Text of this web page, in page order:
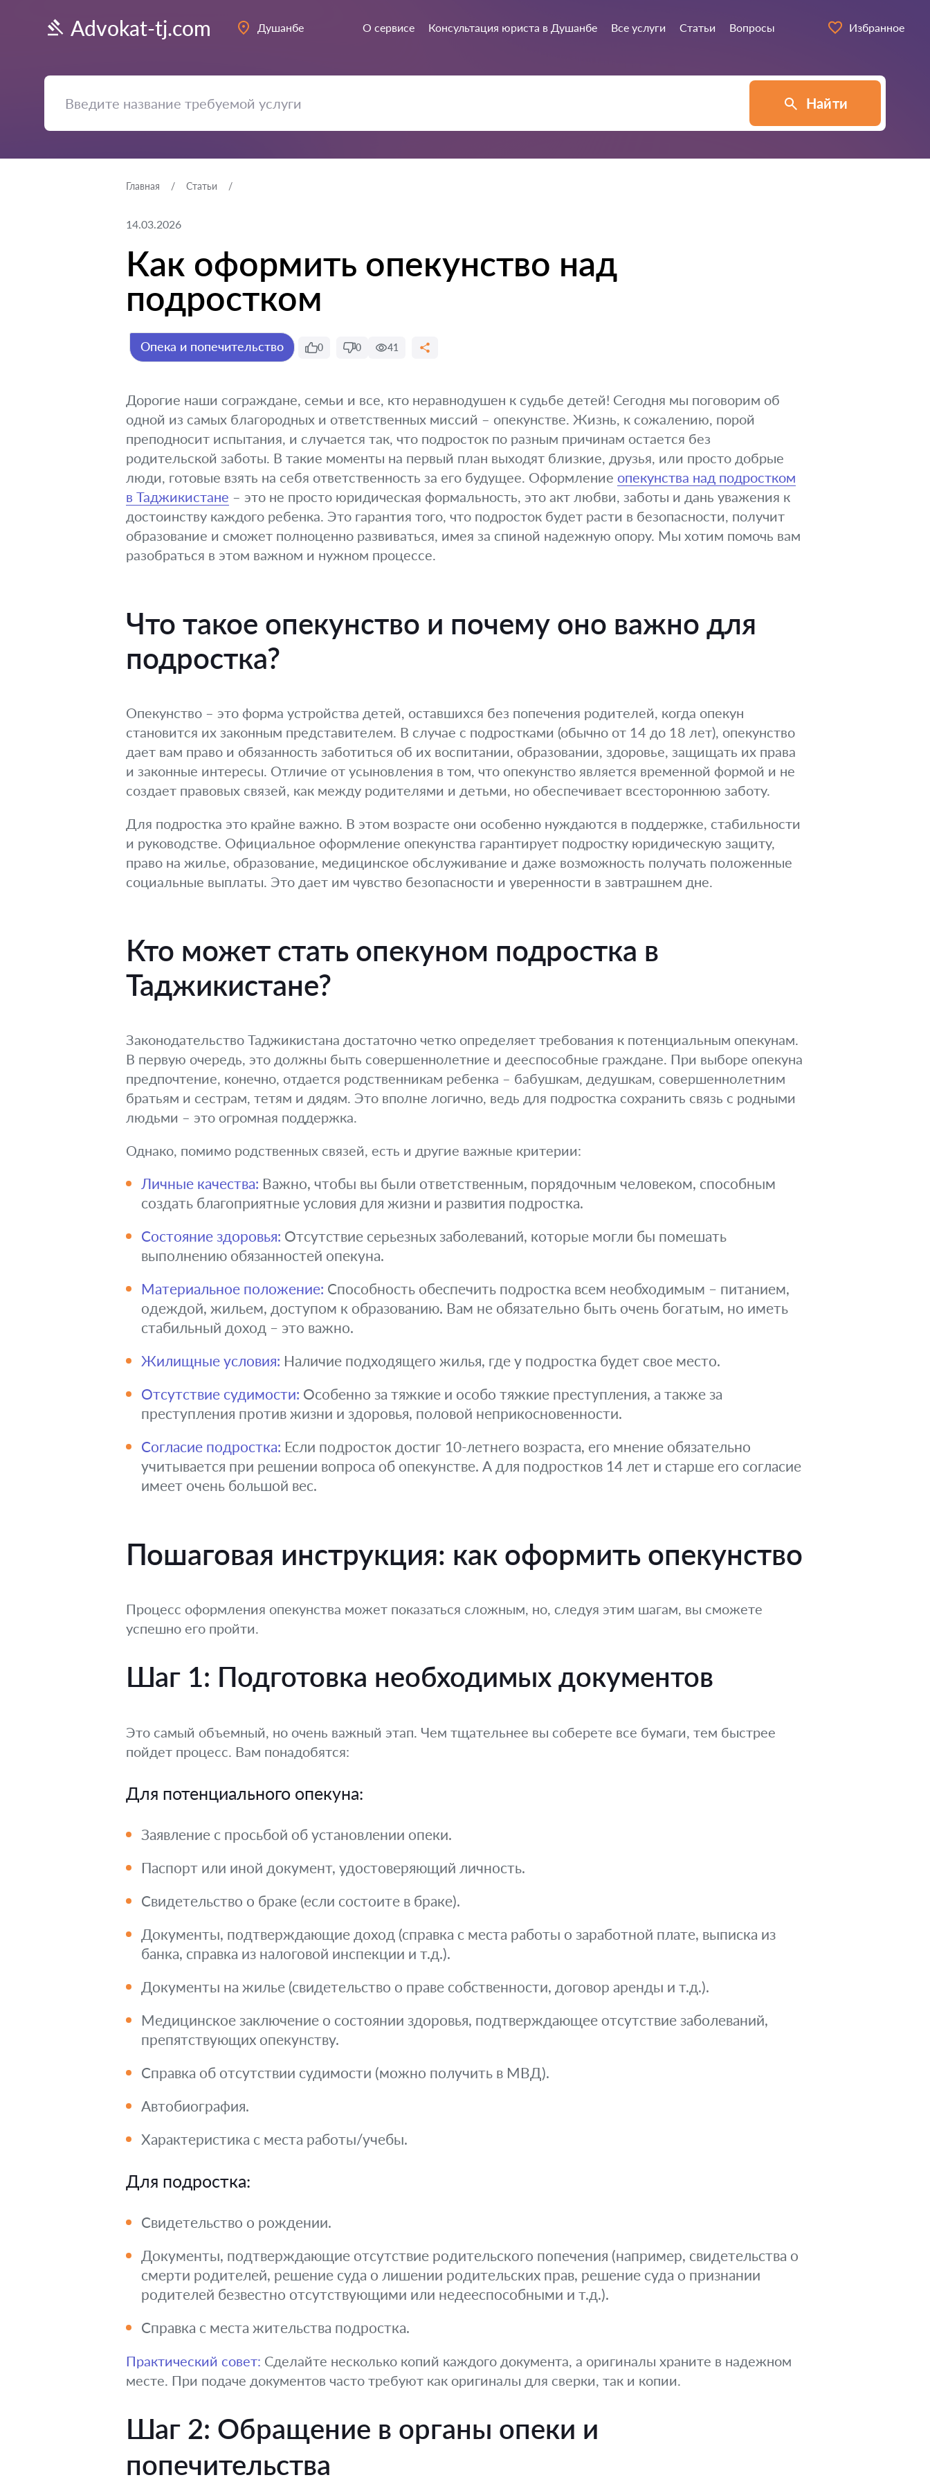
Advokat-tj.com Душанбе О сервисе Консультация юриста в Душанбе Все услуги Статьи Вопросы Избранное
Найти
Главная Статьи
14.03.2026
Как оформить опекунство над
подростком
Опека и попечительство 0 0 41
Дорогие наши сограждане, семьи и все, кто неравнодушен к судьбе детей! Сегодня мы поговорим об
одной из самых благородных и ответственных миссий – опекунстве. Жизнь, к сожалению, порой
преподносит испытания, и случается так, что подросток по разным причинам остается без
родительской заботы. В такие моменты на первый план выходят близкие, друзья, или просто добрые
люди, готовые взять на себя ответственность за его будущее. Оформление опекунства над подростком
в Таджикистане – это не просто юридическая формальность, это акт любви, заботы и дань уважения к
достоинству каждого ребенка. Это гарантия того, что подросток будет расти в безопасности, получит
образование и сможет полноценно развиваться, имея за спиной надежную опору. Мы хотим помочь вам
разобраться в этом важном и нужном процессе.
Что такое опекунство и почему оно важно для
подростка?
Опекунство – это форма устройства детей, оставшихся без попечения родителей, когда опекун
становится их законным представителем. В случае с подростками (обычно от 14 до 18 лет), опекунство
дает вам право и обязанность заботиться об их воспитании, образовании, здоровье, защищать их права
и законные интересы. Отличие от усыновления в том, что опекунство является временной формой и не
создает правовых связей, как между родителями и детьми, но обеспечивает всестороннюю заботу.
Для подростка это крайне важно. В этом возрасте они особенно нуждаются в поддержке, стабильности
и руководстве. Официальное оформление опекунства гарантирует подростку юридическую защиту,
право на жилье, образование, медицинское обслуживание и даже возможность получать положенные
социальные выплаты. Это дает им чувство безопасности и уверенности в завтрашнем дне.
Кто может стать опекуном подростка в
Таджикистане?
Законодательство Таджикистана достаточно четко определяет требования к потенциальным опекунам.
В первую очередь, это должны быть совершеннолетние и дееспособные граждане. При выборе опекуна
предпочтение, конечно, отдается родственникам ребенка – бабушкам, дедушкам, совершеннолетним
братьям и сестрам, тетям и дядям. Это вполне логично, ведь для подростка сохранить связь с родными
людьми – это огромная поддержка.
Однако, помимо родственных связей, есть и другие важные критерии:
Личные качества: Важно, чтобы вы были ответственным, порядочным человеком, способным
создать благоприятные условия для жизни и развития подростка.
Состояние здоровья: Отсутствие серьезных заболеваний, которые могли бы помешать
выполнению обязанностей опекуна.
Материальное положение: Способность обеспечить подростка всем необходимым – питанием,
одеждой, жильем, доступом к образованию. Вам не обязательно быть очень богатым, но иметь
стабильный доход – это важно.
Жилищные условия: Наличие подходящего жилья, где у подростка будет свое место.
Отсутствие судимости: Особенно за тяжкие и особо тяжкие преступления, а также за
преступления против жизни и здоровья, половой неприкосновенности.
Согласие подростка: Если подросток достиг 10-летнего возраста, его мнение обязательно
учитывается при решении вопроса об опекунстве. А для подростков 14 лет и старше его согласие
имеет очень большой вес.
Пошаговая инструкция: как оформить опекунство
Процесс оформления опекунства может показаться сложным, но, следуя этим шагам, вы сможете
успешно его пройти.
Шаг 1: Подготовка необходимых документов
Это самый объемный, но очень важный этап. Чем тщательнее вы соберете все бумаги, тем быстрее
пойдет процесс. Вам понадобятся:
Для потенциального опекуна:
Заявление с просьбой об установлении опеки.
Паспорт или иной документ, удостоверяющий личность.
Свидетельство о браке (если состоите в браке).
Документы, подтверждающие доход (справка с места работы о заработной плате, выписка из
банка, справка из налоговой инспекции и т.д.).
Документы на жилье (свидетельство о праве собственности, договор аренды и т.д.).
Медицинское заключение о состоянии здоровья, подтверждающее отсутствие заболеваний,
препятствующих опекунству.
Справка об отсутствии судимости (можно получить в МВД).
Автобиография.
Характеристика с места работы/учебы.
Для подростка:
Свидетельство о рождении.
Документы, подтверждающие отсутствие родительского попечения (например, свидетельства о
смерти родителей, решение суда о лишении родительских прав, решение суда о признании
родителей безвестно отсутствующими или недееспособными и т.д.).
Справка с места жительства подростка.
Практический совет: Сделайте несколько копий каждого документа, а оригиналы храните в надежном
месте. При подаче документов часто требуют как оригиналы для сверки, так и копии.
Шаг 2: Обращение в органы опеки и
попечительства